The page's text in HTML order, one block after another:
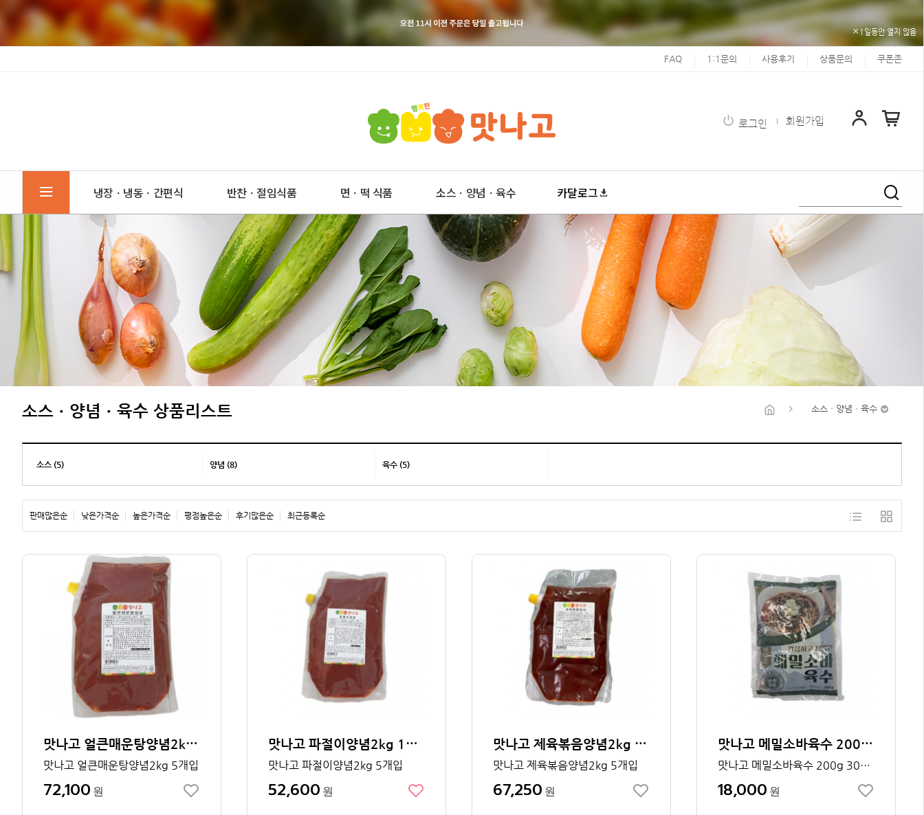
1일동안 열지 않음
FAQ 1:1문의 사용후기 상품문의 쿠폰존
로그인 회원가입
냉장ㆍ냉동ㆍ간편식 반찬ㆍ절임식품 면ㆍ떡 식품 소스ㆍ양념ㆍ육수 카달로그
소스ㆍ양념ㆍ육수 상품리스트 소스ㆍ양념ㆍ육수
소스 (5) 양념 (8) 육수 (5)
판매많은순 낮은가격순 높은가격순 평점높은순 후기많은순 최근등록순
맛나고 얼큰매운탕양념2kg 1박스
맛나고 얼큰매운탕양념2kg 5개입
72,100 원
맛나고 파절이양념2kg 1박스
맛나고 파절이양념2kg 5개입
52,600 원
맛나고 제육볶음양념2kg 1박스
맛나고 제육볶음양념2kg 5개입
67,250 원
맛나고 메밀소바육수 200g 1박스 30개입
맛나고 메밀소바육수 200g 30개입
18,000 원